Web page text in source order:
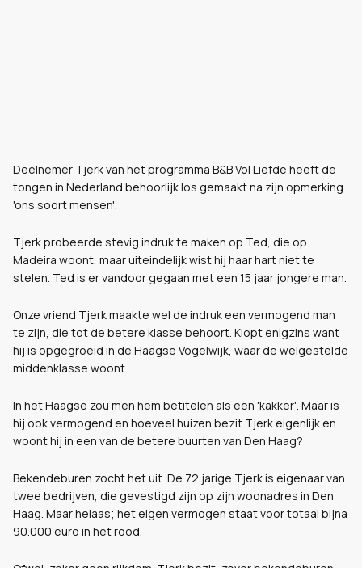
Deelnemer Tjerk van het programma B&B Vol Liefde heeft de
tongen in Nederland behoorlijk los gemaakt na zijn opmerking
'ons soort mensen'.
Tjerk probeerde stevig indruk te maken op Ted, die op
Madeira woont, maar uiteindelijk wist hij haar hart niet te
stelen. Ted is er vandoor gegaan met een 15 jaar jongere man.
Onze vriend Tjerk maakte wel de indruk een vermogend man
te zijn, die tot de betere klasse behoort. Klopt enigzins want
hij is opgegroeid in de Haagse Vogelwijk, waar de welgestelde
middenklasse woont.
In het Haagse zou men hem betitelen als een 'kakker'. Maar is
hij ook vermogend en hoeveel huizen bezit Tjerk eigenlijk en
woont hij in een van de betere buurten van Den Haag?
Bekendeburen zocht het uit. De 72 jarige Tjerk is eigenaar van
twee bedrijven, die gevestigd zijn op zijn woonadres in Den
Haag. Maar helaas; het eigen vermogen staat voor totaal bijna
90.000 euro in het rood.